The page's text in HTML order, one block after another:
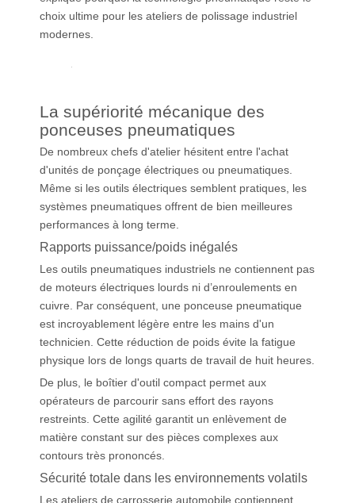
choix ultime pour les ateliers de polissage industriel
modernes.
La supériorité mécanique des
ponceuses pneumatiques
De nombreux chefs d'atelier hésitent entre l'achat
d'unités de ponçage électriques ou pneumatiques.
Même si les outils électriques semblent pratiques, les
systèmes pneumatiques offrent de bien meilleures
performances à long terme.
Rapports puissance/poids inégalés
Les outils pneumatiques industriels ne contiennent pas
de moteurs électriques lourds ni d’enroulements en
cuivre. Par conséquent, une ponceuse pneumatique
est incroyablement légère entre les mains d'un
technicien. Cette réduction de poids évite la fatigue
physique lors de longs quarts de travail de huit heures.
De plus, le boîtier d'outil compact permet aux
opérateurs de parcourir sans effort des rayons
restreints. Cette agilité garantit un enlèvement de
matière constant sur des pièces complexes aux
contours très prononcés.
Sécurité totale dans les environnements volatils
Les ateliers de carrosserie automobile contiennent